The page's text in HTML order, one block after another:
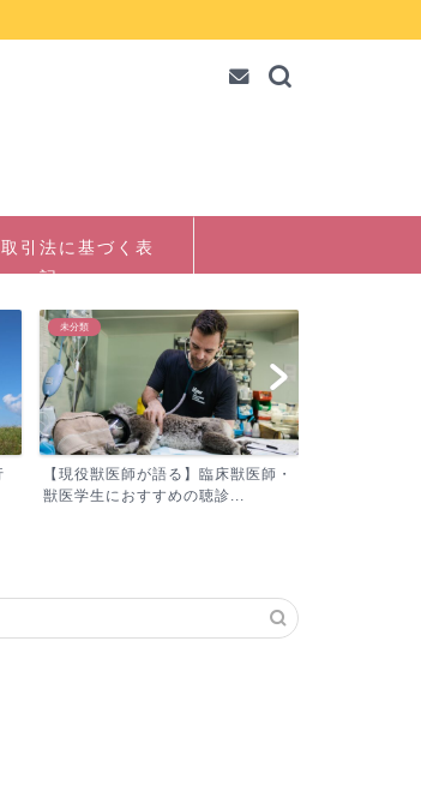
引法に基づく表
記
未分類
【現役獣医師の本音】産業動物臨床
獣医師の不足問題の実情と...